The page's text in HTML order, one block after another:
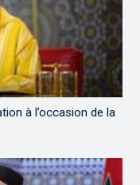
à l’occasion de la